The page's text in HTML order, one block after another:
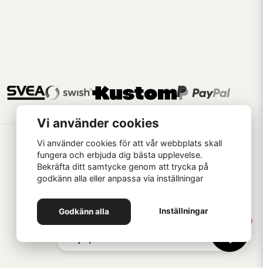
Handla som
Vi använder cookies
Vi använder cookies för att vår webbplats skall
fungera och erbjuda dig bästa upplevelse.
Bekräfta ditt samtycke genom att trycka på
godkänn alla eller anpassa via inställningar
Godkänn alla Inställningar
Hej 👋 Skriv här om du vill ha